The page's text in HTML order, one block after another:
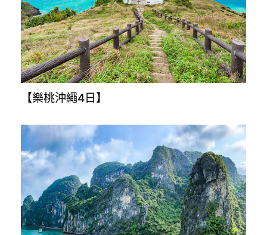
【樂桃沖繩4日】